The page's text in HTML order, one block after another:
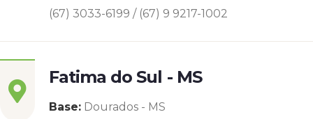
(67) 3033-6199 / (67) 9 9217-1002
Fatima do Sul - MS
Base: Dourados - MS